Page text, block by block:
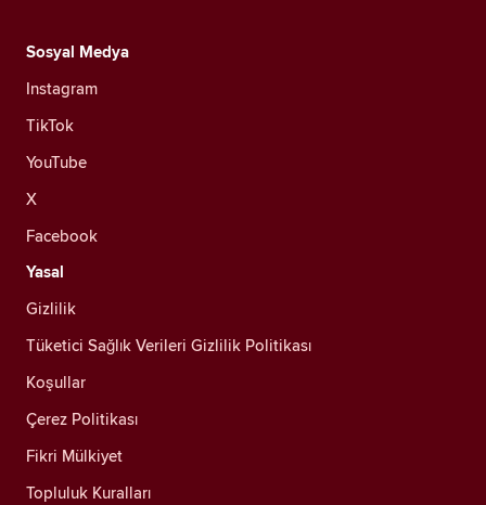
Sosyal Medya
Instagram
TikTok
YouTube
X
Facebook
Yasal
Gizlilik
Tüketici Sağlık Verileri Gizlilik Politikası
Koşullar
Çerez Politikası
Fikri Mülkiyet
Topluluk Kuralları